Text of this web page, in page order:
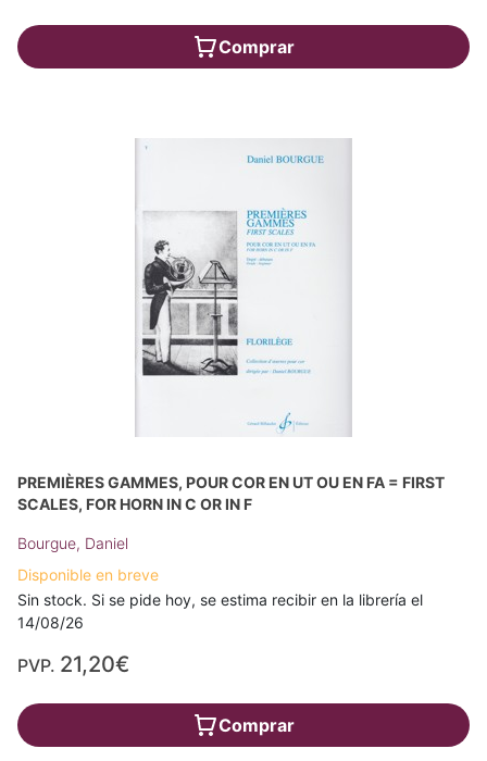
Comprar
PREMIÈRES GAMMES, POUR COR EN UT OU EN FA = FIRST
SCALES, FOR HORN IN C OR IN F
Bourgue, Daniel
Disponible en breve
Sin stock. Si se pide hoy, se estima recibir en la librería el
14/08/26
PVP. 21,20€
Comprar